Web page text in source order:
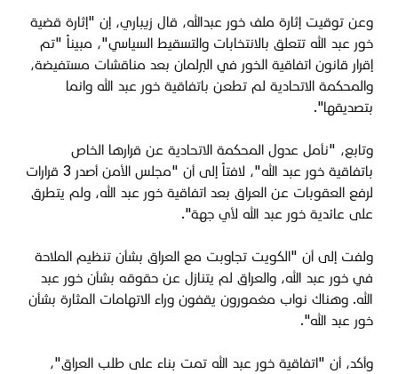
وعن توقيت إثارة ملف خور عبدالله، قال زيباري، إن "إثارة قضية
خور عبد الله تتعلق بالانتخابات والتسقيط السياسي"، مبيناً "تم
إقرار قانون اتفاقية الخور في البرلمان بعد مناقشات مستفيضة،
والمحكمة الاتحادية لم تطعن باتفاقية خور عبد الله وانما
بتصديقها".
وتابع، "نأمل عدول المحكمة الاتحادية عن قرارها الخاص
باتفاقية خور عبد الله"، لافتاً إلى أن "مجلس الأمن أصدر 3 قرارات
لرفع العقوبات عن العراق بعد اتفاقية خور عبد الله، ولم يتطرق
على عائدية خور عبد الله لأي جهة".
ولفت إلى أن "الكويت تجاوبت مع العراق بشأن تنظيم الملاحة
في خور عبد الله، والعراق لم يتنازل عن حقوقه بشأن خور عبد
الله. وهناك نواب مغمورون يقفون وراء الاتهامات المثارة بشأن
خور عبد الله".
وأكد، أن "اتفاقية خور عبد الله تمت بناء على طلب العراق"،